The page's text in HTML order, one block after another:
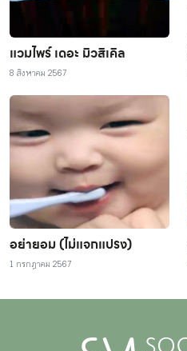
แวมไพร์ เดอะ มิวสิเคิล
8 สิงหาคม 2567
อย่ายอม (ไม่แจกแปรง)
1 กรกฎาคม 2567